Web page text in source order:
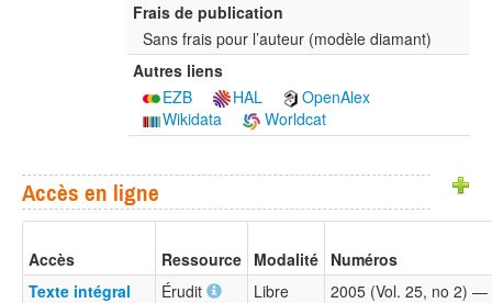
Frais de publication
Sans frais pour l’auteur (modèle diamant)
Autres liens
EZB
HAL
OpenAlex
Wikidata
Worldcat
Accès en ligne
Accès Ressource Modalité Numéros
Texte intégral
Érudit Libre
2005 (Vol. 25, no 2)